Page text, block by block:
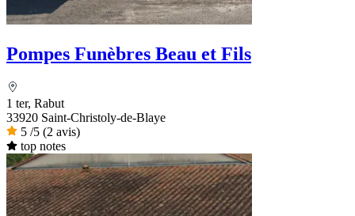
Pompes Funèbres Beau et Fils
1 ter, Rabut
33920 Saint-Christoly-de-Blaye
5 /5 (2 avis)
top notes